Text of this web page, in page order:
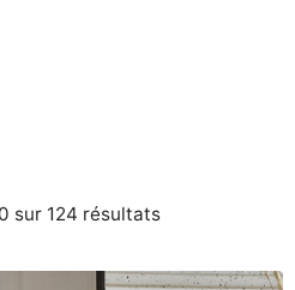
sur 124 résultatsTrié
plus